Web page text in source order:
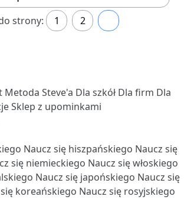
strony: 1 2
Metoda Steve'a Dla szkół Dla firm Dla
Sklep z upominkami
Naucz się hiszpańskiego Naucz się
się niemieckiego Naucz się włoskiego
Naucz się japońskiego Naucz się
koreańskiego Naucz się rosyjskiego